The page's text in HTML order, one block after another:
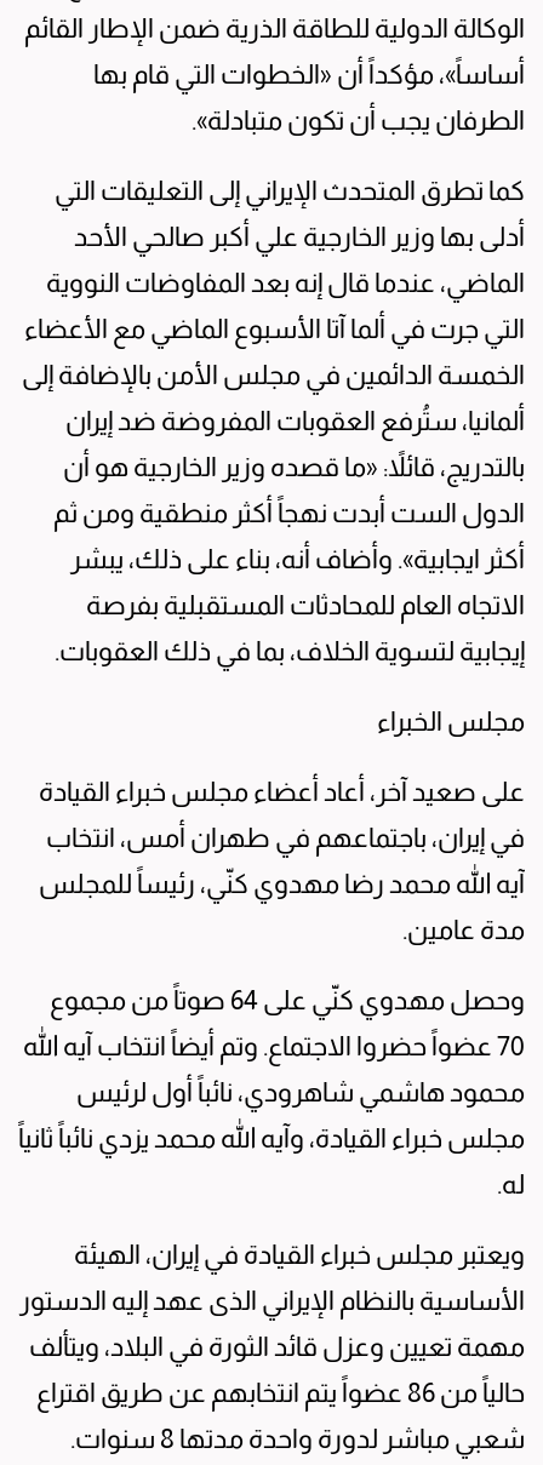
الوكالة الدولية للطاقة الذرية ضمن الإطار القائم
أساساً»، مؤكداً أن «الخطوات التي قام بها
الطرفان يجب أن تكون متبادلة».
كما تطرق المتحدث الإيراني إلى التعليقات التي
أدلى بها وزير الخارجية علي أكبر صالحي الأحد
الماضي، عندما قال إنه بعد المفاوضات النووية
التي جرت في ألما آتا الأسبوع الماضي مع الأعضاء
الخمسة الدائمين في مجلس الأمن بالإضافة إلى
ألمانيا، ستُرفع العقوبات المفروضة ضد إيران
بالتدريج، قائلاً: «ما قصده وزير الخارجية هو أن
الدول الست أبدت نهجاً أكثر منطقية ومن ثم
أكثر ايجابية». وأضاف أنه، بناء على ذلك، يبشر
الاتجاه العام للمحادثات المستقبلية بفرصة
إيجابية لتسوية الخلاف، بما في ذلك العقوبات.
مجلس الخبراء
على صعيد آخر، أعاد أعضاء مجلس خبراء القیادة
في إيران، باجتماعهم في طهران أمس، انتخاب
آیه الله محمد رضا مهدوي كنّي، رئیساً للمجلس
مدة عامین.
وحصل مهدوي كنّي على 64 صوتاً من مجموع
70 عضواً حضروا الاجتماع. وتم أيضاً انتخاب آیه الله
محمود هاشمي شاهرودي، نائباً أول لرئیس
مجلس خبراء القیادة، وآیه الله محمد یزدي نائباً ثانیاً
له.
ویعتبر مجلس خبراء القیادة في إيران، الهیئة
الأساسیة بالنظام الإیراني الذی عهد إلیه الدستور
مهمة تعیین وعزل قائد الثورة في البلاد، ویتألف
حالیاً من 86 عضواً یتم انتخابهم عن طریق اقتراع
شعبي مباشر لدورة واحدة مدتها 8 سنوات.